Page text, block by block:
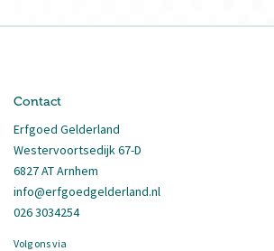
Contact
Erfgoed Gelderland
Westervoortsedijk 67-D
6827 AT Arnhem
info@erfgoedgelderland.nl
026 3034254
Volg ons via